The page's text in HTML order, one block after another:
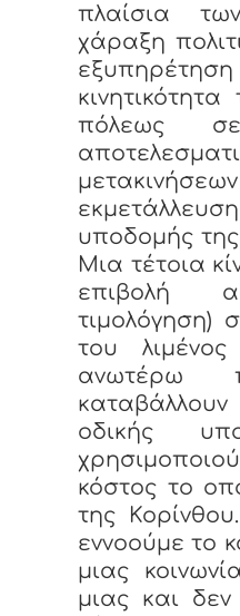
πλαίσια
χάραξη
πόλεως
υποδομής
Μια τέτοια
επιβολή
τιμολόγηση)
του
ανωτέρω
οδικής
κόστος το
της
εννοούμε το
μιας
μιας και